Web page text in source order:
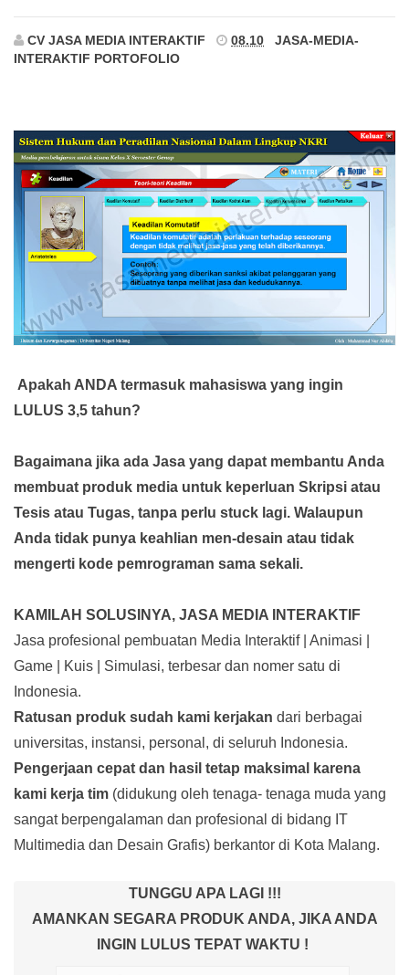
CV JASA MEDIA INTERAKTIF 08.10
JASA-MEDIA-
INTERAKTIF PORTOFOLIO
Apakah ANDA termasuk mahasiswa yang ingin
LULUS 3,5 tahun?
Bagaimana jika ada Jasa yang dapat membantu Anda
membuat produk media untuk keperluan Skripsi atau
Tesis atau Tugas, tanpa perlu stuck lagi. Walaupun
Anda tidak punya keahlian men-desain atau tidak
mengerti kode pemrograman sama sekali.
KAMILAH SOLUSINYA, JASA MEDIA INTERAKTIF
Jasa profesional pembuatan Media Interaktif | Animasi |
Game | Kuis | Simulasi, terbesar dan nomer satu di
Indonesia.
Ratusan produk sudah kami kerjakan dari berbagai
universitas, instansi, personal, di seluruh Indonesia.
Pengerjaan cepat dan hasil tetap maksimal karena
kami kerja tim (didukung oleh tenaga- tenaga muda yang
sangat berpengalaman dan profesional di bidang IT
Multimedia dan Desain Grafis) berkantor di Kota Malang.
TUNGGU APA LAGI !!!
AMANKAN SEGARA PRODUK ANDA, JIKA ANDA
INGIN LULUS TEPAT WAKTU !